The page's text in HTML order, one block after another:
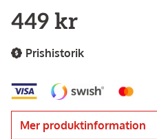
449 kr
Prishistorik
Mer produktinformation